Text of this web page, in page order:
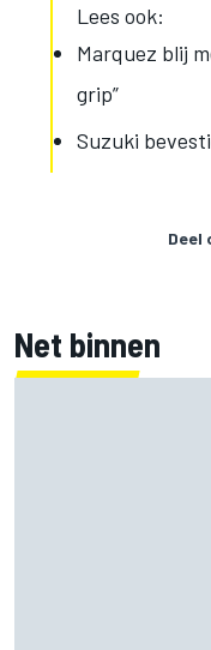
Lees ook:
Marquez blij
grip”
Suzuki
Deel
Net binnen